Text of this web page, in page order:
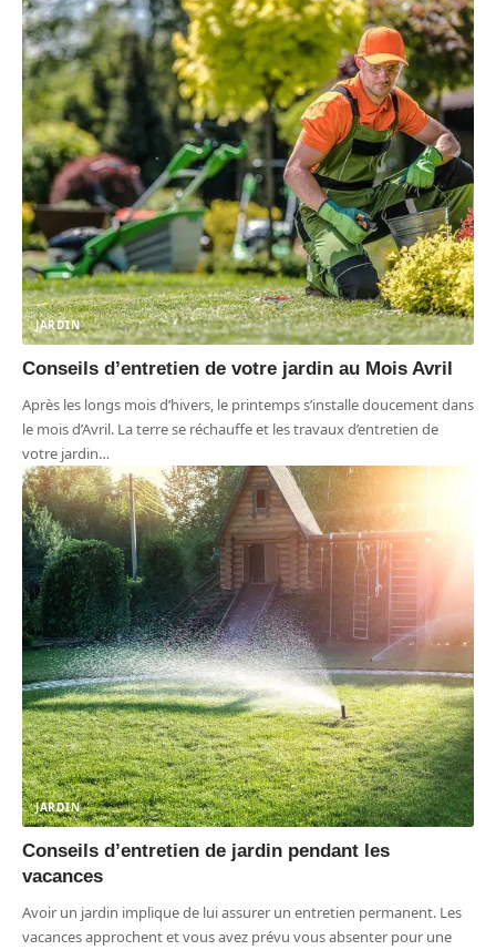
JARDIN
Conseils d’entretien de votre jardin au Mois Avril
Après les longs mois d’hivers, le printemps s’installe doucement dans
le mois d’Avril. La terre se réchauffe et les travaux d’entretien de
votre jardin…
JARDIN
Conseils d’entretien de jardin pendant les
vacances
Avoir un jardin implique de lui assurer un entretien permanent. Les
vacances approchent et vous avez prévu vous absenter pour une